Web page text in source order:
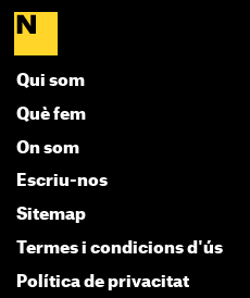
Qui som
Què fem
On som
Escriu-nos
Sitemap
Termes i condicions d'ús
Política de privacitat